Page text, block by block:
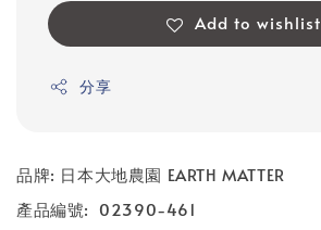
Add to wishlist
分享
品牌: 日本大地農園 EARTH MATTER
產品編號: 02390-461